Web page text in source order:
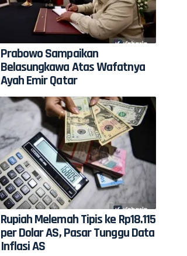
Prabowo Sampaikan
Belasungkawa Atas Wafatnya
Ayah Emir Qatar
Rupiah Melemah Tipis ke Rp18.115
per Dolar AS, Pasar Tunggu Data
Inflasi AS